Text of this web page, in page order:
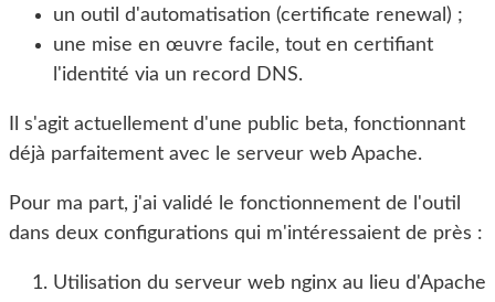
un outil d'automatisation (certificate renewal) ;
une mise en œuvre facile, tout en certifiant
l'identité via un record DNS.
Il s'agit actuellement d'une public beta, fonctionnant
déjà parfaitement avec le serveur web Apache.
Pour ma part, j'ai validé le fonctionnement de l'outil
dans deux configurations qui m'intéressaient de près :
Utilisation du serveur web nginx au lieu d'Apache